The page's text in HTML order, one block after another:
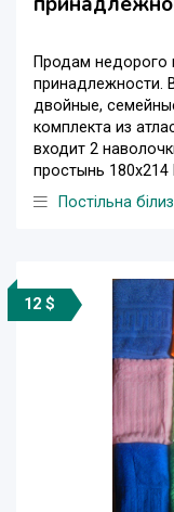
Продам недорого
принадлежности.
двойные,
комплекта из
входит 2
простынь 180х214
Постільна
12 $